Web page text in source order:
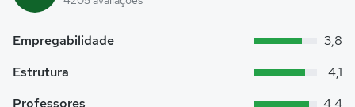
Empregabilidade
3,8
Estrutura
4,1
Professores
4,4